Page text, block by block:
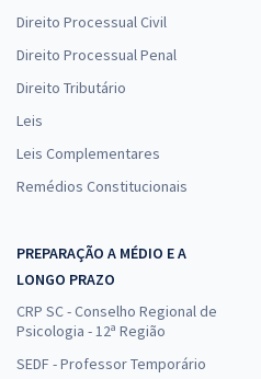
Direito Processual Civil
Direito Processual Penal
Direito Tributário
Leis
Leis Complementares
Remédios Constitucionais
PREPARAÇÃO A MÉDIO E A
LONGO PRAZO
CRP SC - Conselho Regional de
Psicologia - 12ª Região
SEDF - Professor Temporário